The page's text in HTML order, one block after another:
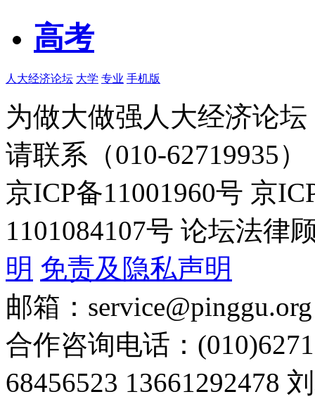
高考
人大经济论坛 大学 专业 手机版
为做大做强人大经济论
请联系（010-62719935）
京ICP备11001960号 京
1101084107号 论坛法律
明 免责及隐私声明
邮箱：service@pinggu.org
合作咨询电话：
68456523 13661292478